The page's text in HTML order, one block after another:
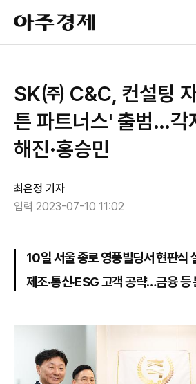
아
주
경
SK㈜ C&C, 컨설팅
튼 파트너스' 출범…각
해진·홍승민
최은정 기자
입력 2023-07-10 11:02
10일 서울 종로 영풍빌딩서 현판식
제조·통신·ESG 고객 공략…금융 등